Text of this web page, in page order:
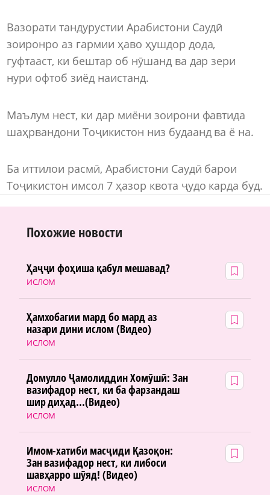
Вазорати тандурустии Арабистони Саудӣ
зоиронро аз гармии ҳаво ҳушдор дода,
гуфтааст, ки бештар об нӯшанд ва дар зери
нури офтоб зиёд наистанд.
Маълум нест, ки дар миёни зоирони фавтида
шаҳрвандони Тоҷикистон низ будаанд ва ё на.
Ба иттилои расмӣ, Арабистони Саудӣ барои
Тоҷикистон имсол 7 ҳазор квота ҷудо карда буд.
Похожие новости
ИСЛОМ
Ҳаҷҷи фоҳиша қабул мешавад?
ИСЛОМ
Ҳамхобагии мард бо мард аз
назари дини ислом (Видео)
ИСЛОМ
Домулло Ҷамолиддин Хомӯшӣ: Зан
вазифадор нест, ки ба фарзандаш
шир диҳад...(Видео)
ИСЛОМ
Имом-хатиби масҷиди Қазоқон:
Зан вазифадор нест, ки либоси
шавҳарро шӯяд! (Видео)